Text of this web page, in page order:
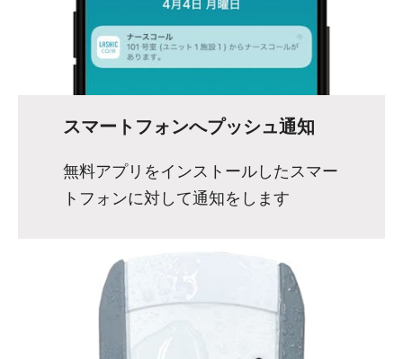
スマートフォンへプッシュ通知
無料アプリをインストールしたスマー
トフォンに対して通知をします